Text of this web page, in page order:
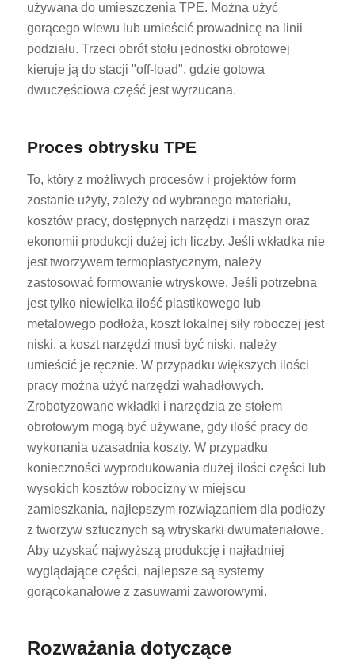
używana do umieszczenia TPE. Można użyć
gorącego wlewu lub umieścić prowadnicę na linii
podziału. Trzeci obrót stołu jednostki obrotowej
kieruje ją do stacji "off-load", gdzie gotowa
dwuczęściowa część jest wyrzucana.
Proces obtrysku TPE
To, który z możliwych procesów i projektów form
zostanie użyty, zależy od wybranego materiału,
kosztów pracy, dostępnych narzędzi i maszyn oraz
ekonomii produkcji dużej ich liczby. Jeśli wkładka nie
jest tworzywem termoplastycznym, należy
zastosować formowanie wtryskowe. Jeśli potrzebna
jest tylko niewielka ilość plastikowego lub
metalowego podłoża, koszt lokalnej siły roboczej jest
niski, a koszt narzędzi musi być niski, należy
umieścić je ręcznie. W przypadku większych ilości
pracy można użyć narzędzi wahadłowych.
Zrobotyzowane wkładki i narzędzia ze stołem
obrotowym mogą być używane, gdy ilość pracy do
wykonania uzasadnia koszty. W przypadku
konieczności wyprodukowania dużej ilości części lub
wysokich kosztów robocizny w miejscu
zamieszkania, najlepszym rozwiązaniem dla podłoży
z tworzyw sztucznych są wtryskarki dwumateriałowe.
Aby uzyskać najwyższą produkcję i najładniej
wyglądające części, najlepsze są systemy
gorącokanałowe z zasuwami zaworowymi.
Rozważania dotyczące